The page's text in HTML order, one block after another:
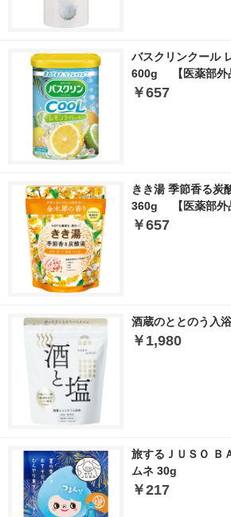
バスクリンクール
600g 【医薬部外
￥657
きき湯 季節香る炭
360g 【医薬部外
￥657
酒蔵のととのう入
￥1,980
旅するＪＵＳＯ Ｂ
ムネ 30g
￥217